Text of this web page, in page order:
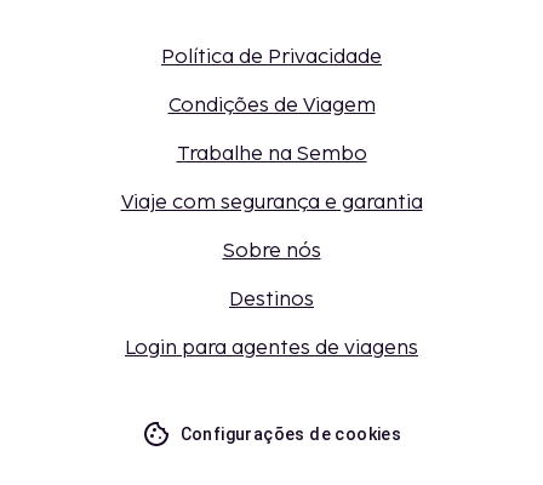
Política de Privacidade
Condições de Viagem
Trabalhe na Sembo
Viaje com segurança e garantia
Sobre nós
Destinos
Login para agentes de viagens
Configurações de cookies